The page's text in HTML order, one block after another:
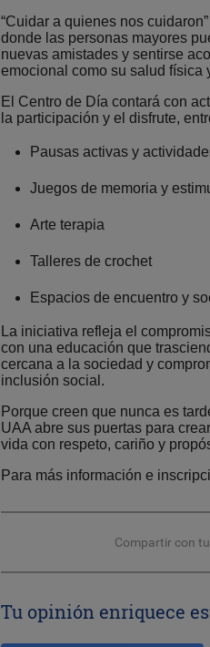
“Cuidar a quienes nos
donde las personas mayores
nuevas amistades y sentirse
emocional como su salud física
El Centro de Día contará con
la participación y el disfrute,
Pausas activas y
Juegos de memoria y
Arte terapia
Talleres de crochet
Espacios de encuentro y
La iniciativa refleja el
con una educación que
cercana a la sociedad y
inclusión social.
Porque creen que nunca es
UAA abre sus puertas para
vida con respeto, cariño y
Para más información e
Compartir con
Tu opinión enriquece